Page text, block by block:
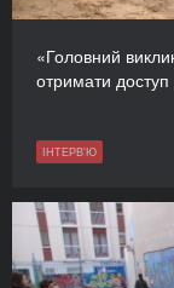
«Головний
отримати
ІНТЕРВ'Ю